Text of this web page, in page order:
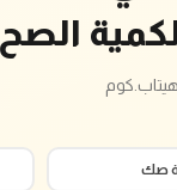
الصح
صك